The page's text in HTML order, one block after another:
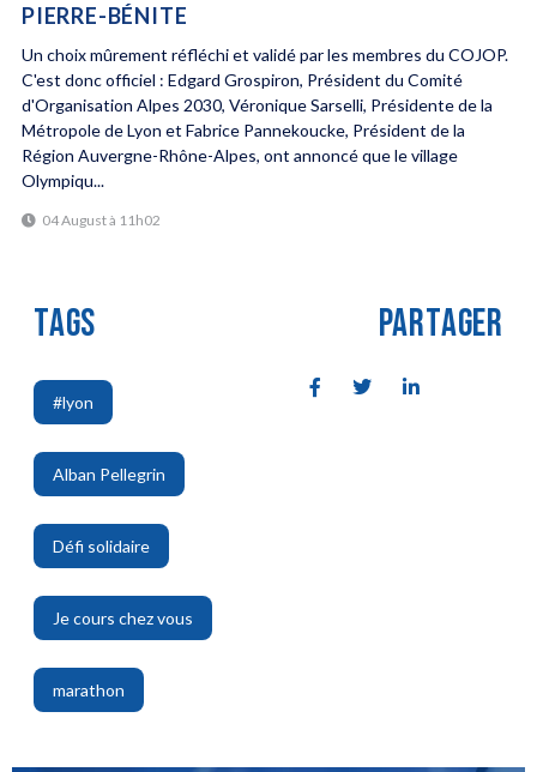
PIERRE-BÉNITE
Un choix mûrement réfléchi et validé par les membres du COJOP.
C'est donc officiel : Edgard Grospiron, Président du Comité
d'Organisation Alpes 2030, Véronique Sarselli, Présidente de la
Métropole de Lyon et Fabrice Pannekoucke, Président de la
Région Auvergne-Rhône-Alpes, ont annoncé que le village
Olympiqu...
04 August à 11h02
TAGS
#lyon
,
Alban Pellegrin
,
Défi solidaire
,
Je cours chez vous
,
marathon
PARTAGER